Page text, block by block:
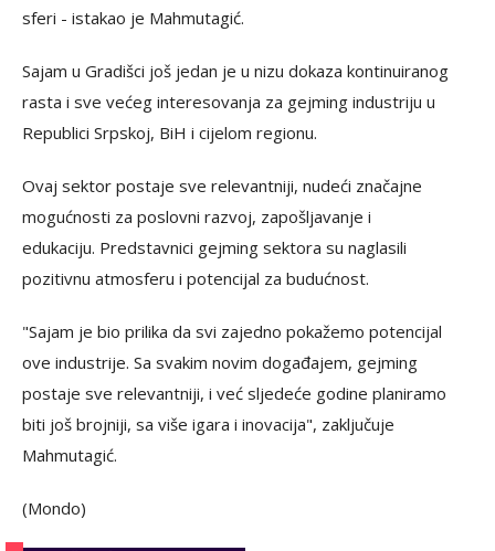
sferi - istakao je Mahmutagić.
Sajam u Gradišci još jedan je u nizu dokaza kontinuiranog
rasta i sve većeg interesovanja za gejming industriju u
Republici Srpskoj, BiH i cijelom regionu.
Ovaj sektor postaje sve relevantniji, nudeći značajne
mogućnosti za poslovni razvoj, zapošljavanje i
edukaciju. Predstavnici gejming sektora su naglasili
pozitivnu atmosferu i potencijal za budućnost.
"Sajam je bio prilika da svi zajedno pokažemo potencijal
ove industrije. Sa svakim novim događajem, gejming
postaje sve relevantniji, i već sljedeće godine planiramo
biti još brojniji, sa više igara i inovacija", zaključuje
Mahmutagić.
(Mondo)